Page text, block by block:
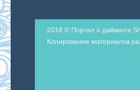
2018 © Портал о дайвинге
Копирование материалов